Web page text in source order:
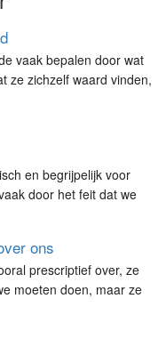
vaak bepalen door wat
ze zichzelf waard vinden,
en begrijpelijk voor
door het feit dat we
ons
prescriptief over, ze
moeten doen, maar ze